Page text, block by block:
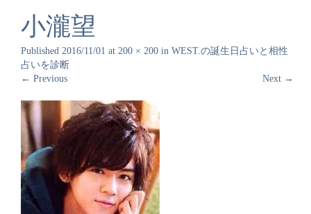
小瀧望
Published 2016/11/01 at 200 × 200 in WEST.の誕生日占いと相性
占いを診断
← Previous Next →